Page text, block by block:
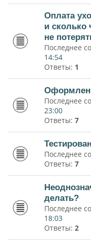
Оплата
и сколько
не
Последнее
14:54
Ответы: 1
Последнее
23:00
Ответы: 7
Последнее
Ответы: 7
делать?
Последнее
18:03
Ответы: 2